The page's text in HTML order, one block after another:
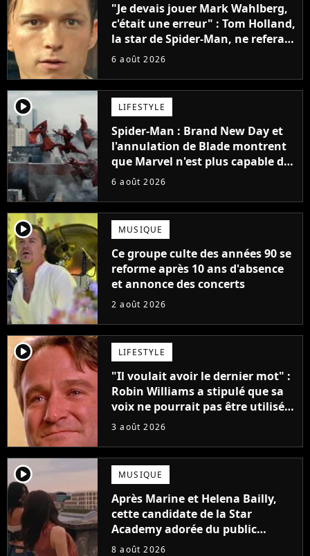
"Je devais jouer Mark Wahlberg,
c'était une erreur" : Tom Holland,
la star de Spider-Man, ne referait
pas ce blockbuster
6 août 2026
player2 LIFESTYLE
Spider-Man : Brand New Day et
l'annulation de Blade montrent
que Marvel n'est plus capable de
faire quoi que ce soit de simple
6 août 2026
player2 MUSIQUE
Ce groupe culte des années 90 se
reforme après 10 ans d'absence
et annonce des concerts
2 août 2026
player2 LIFESTYLE
"Il voulait avoir le dernier mot" :
Robin Williams a stipulé que sa
voix ne pourrait pas être utilisée
avant 2039, pourtant Disney
inédits
3 août 2026
player2 MUSIQUE
Après Marine et Helena Bailly,
cette candidate de la Star
Academy adorée du public
annonce son premier album,
8 août 2026